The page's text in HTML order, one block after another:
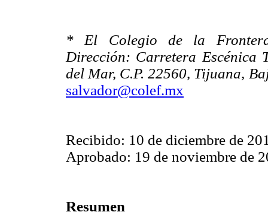
* El Colegio de la Frontera
Dirección: Carretera Escénica
del Mar, C.P. 22560, Tijuana,
salvador@colef.mx
Recibido: 10 de diciembre de
Aprobado: 19 de noviembre de
Resumen